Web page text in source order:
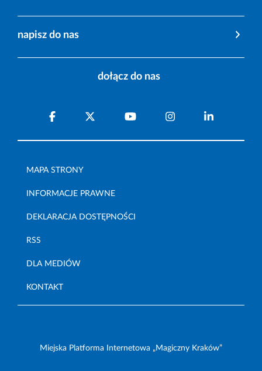
napisz do nas
dołącz do nas
MAPA STRONY
INFORMACJE PRAWNE
DEKLARACJA DOSTĘPNOŚCI
RSS
DLA MEDIÓW
KONTAKT
Miejska Platforma Internetowa „Magiczny Kraków”